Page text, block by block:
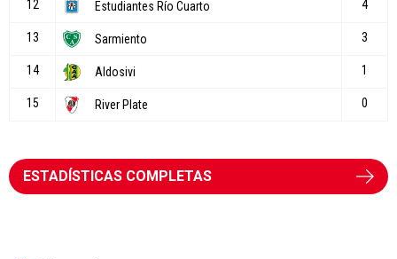
ESTADÍSTICAS COMPLETAS